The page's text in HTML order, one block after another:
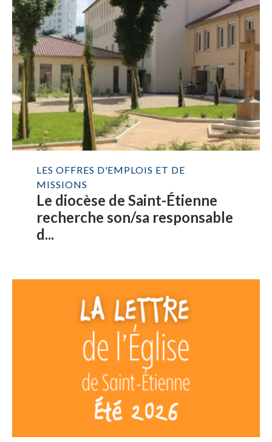
LES OFFRES D'EMPLOIS ET DE
MISSIONS
Le diocèse de Saint-Étienne
recherche son/sa responsable
d...